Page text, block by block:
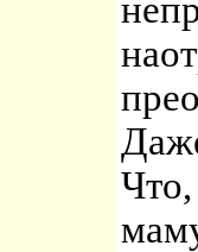
Что,